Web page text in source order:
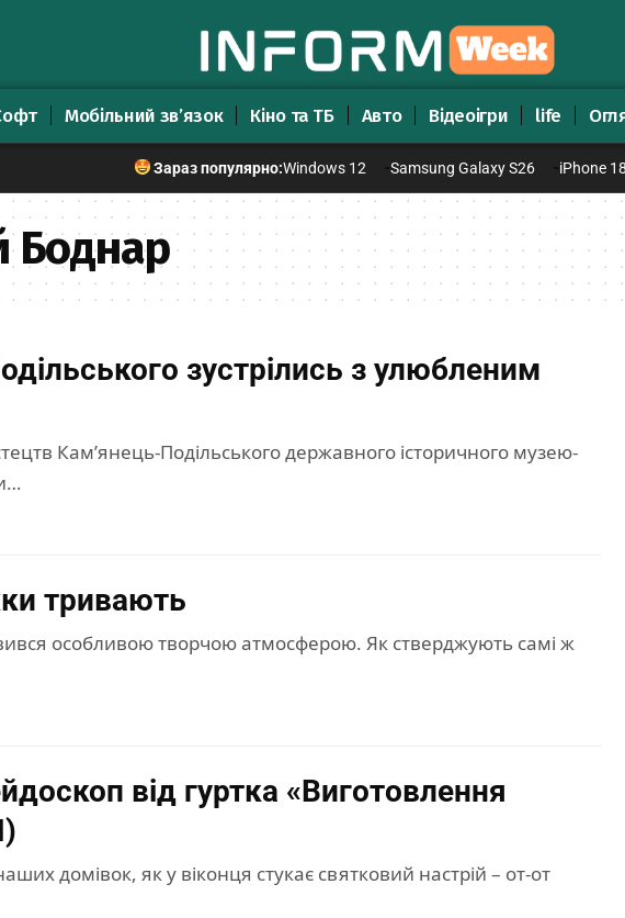
Мобільний зв’язок Кіно та ТБ Авто Відеоігри life
Зараз популярно:Windows 12 Samsung Galaxy S26 iPhone 18
Боднар
зустрілись з улюбленим
Кам’янець-Подільського державного історичного музею-
тривають
особливою творчою атмосферою. Як стверджують самі ж
від гуртка «Виготовлення
домівок, як у віконця стукає святковий настрій – от-от